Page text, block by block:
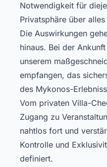
Notwendigkeit für
Privatsphäre über
Die Auswirkungen
hinaus. Bei der
unserem
empfangen, das
des Mykonos-
Vom privaten Villa-
Zugang zu
nahtlos fort und
Kontrolle und
definiert.